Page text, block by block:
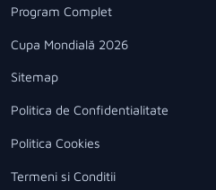
Program Complet
Cupa Mondială 2026
Sitemap
Politica de Confidentialitate
Politica Cookies
Termeni si Conditii